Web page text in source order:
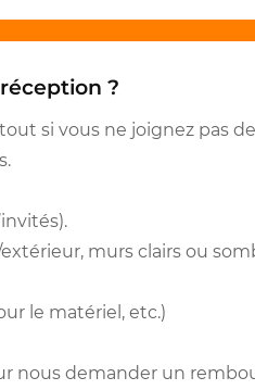
?
si vous ne joignez pas
murs clairs ou
le matériel, etc.)
nous demander un